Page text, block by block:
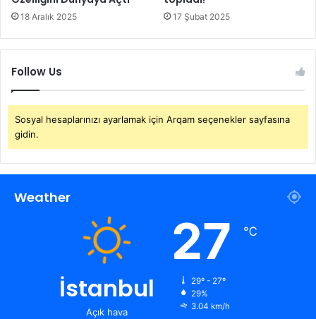
18 Aralık 2025 17 Şubat 2025
Follow Us
Sosyal hesaplarınızı ayarlamak için Arqam seçenekler sayfasına
gidin.
Weather
İstanbul
Açık hava
27 ℃
29º - 27º
29%
3.04 km/h